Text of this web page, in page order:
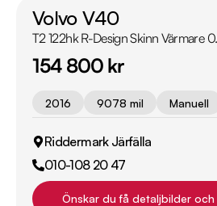
Volvo V40
T2 122hk R-Design Skinn Värmare
154 800 kr
2016 9078 mil Manuell
Riddermark Järfälla
010-108 20 47
Önskar du få detaljbilder